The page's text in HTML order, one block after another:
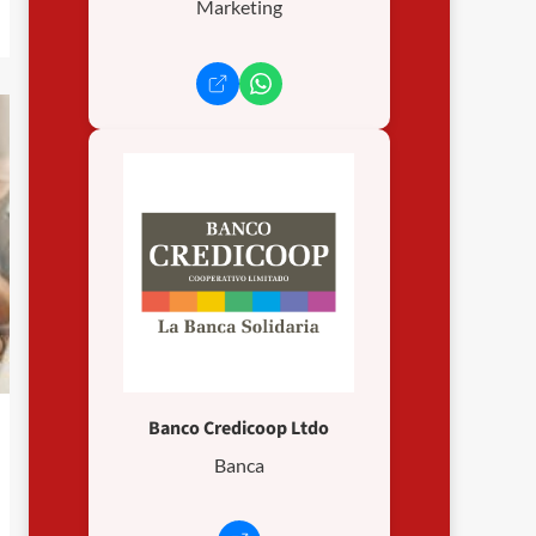
Marketing
Banco Credicoop Ltdo
Banca